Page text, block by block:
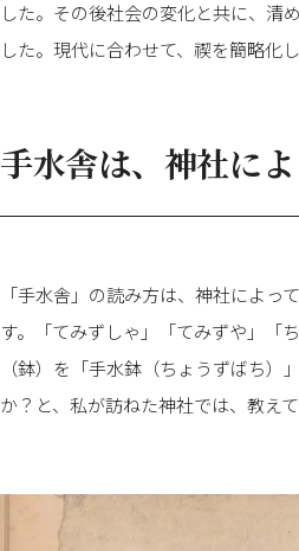
した。その後社会の変化と共に、清
した。現代に合わせて、禊を簡略化
手水舎は、神社に
「手水舎」の読み方は、神社によ
す。「てみずしゃ」「てみずや」「
（鉢）を「手水鉢（ちょうずばち
か？と、私が訪ねた神社では、教え